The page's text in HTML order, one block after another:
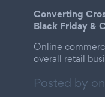
Converting
Black Friday &
Online
overall retail
Posted by on